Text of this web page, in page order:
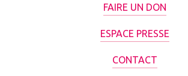
FAIRE UN DON
ESPACE PRESSE
CONTACT